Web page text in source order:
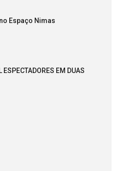
Espaço Nimas
EM DUAS